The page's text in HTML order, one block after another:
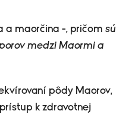
a maorčina -, pričom sú
medzi Maormi a
pôdy Maorov,
k zdravotnej